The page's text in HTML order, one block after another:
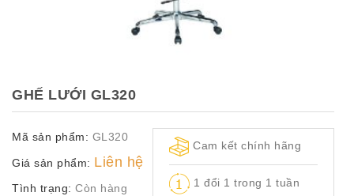
MÃ
CH.
SÁCH
Q.
GHẾ LƯỚI GL320
Mã sản phẩm: GL320
Giá sản phẩm: Liên hệ
Tình trạng: Còn hàng
Cam kết chính hãng
1 đổi 1 trong 1 tuần